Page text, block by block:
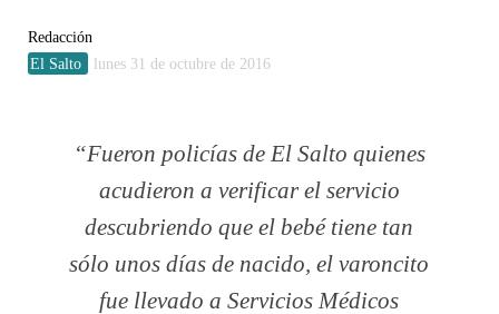
Redacción
El Salto
lunes 31 de octubre de 2016
Fueron policías de El Salto quienes
acudieron a verificar el servicio
descubriendo que el bebé tiene tan
sólo unos días de nacido, el varoncito
fue llevado a Servicios Médicos